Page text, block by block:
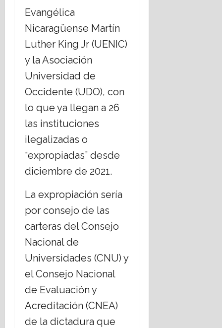
Evangélica
Nicaragüense Martín
Luther King Jr (UENIC)
y la Asociación
Universidad de
Occidente (UDO), con
lo que ya llegan a 26
las instituciones
ilegalizadas o
“expropiadas” desde
diciembre de 2021.
La expropiación sería
por consejo de las
carteras del Consejo
Nacional de
Universidades (CNU) y
el Consejo Nacional
de Evaluación y
Acreditación (CNEA)
de la dictadura que